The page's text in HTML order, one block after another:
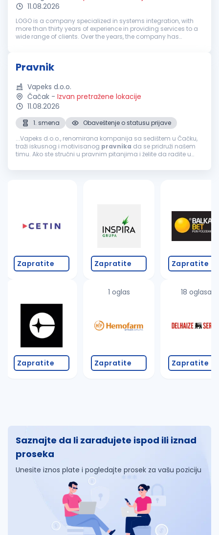
11.08.2026
LOGO is a company specialized in systems integration, with
more than thirty years of experience in providing services to a
wide range of clients. Over the years, the company has
Pravnik
Vapeks d.o.o.
Čačak - Izvan pretražene lokacije
11.08.2026
1. smena
Obaveštenje o statusu prijave
...Vapeks d.o.o., renomirana kompanija sa sedištem u Čačku,
traži iskusnog i motivisanog pravnika da se pridruži našem
timu. Ako ste stručni u pravnim pitanjima i želite da radite u
Odgovornosti...
Zapratite
Zapratite
Zapratite
1 oglas
Zapratite
Zapratite
18 oglasa
Zapratite
Saznajte da li zarađujete ispod ili iznad
proseka
Unesite iznos plate i pogledajte prosek za vašu poziciju